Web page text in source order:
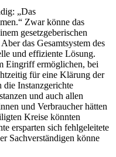
„Das
Zwar könne das
gesetzgeberischen
das Gesamtsystem des
und effiziente Lösung.
Eingriff ermöglichen, bei
für eine Klärung der
die Instanzgerichte
und auch allen
und Verbraucher hätten
Kreise könnten
ersparten sich fehlgeleitete
Sachverständigen könne